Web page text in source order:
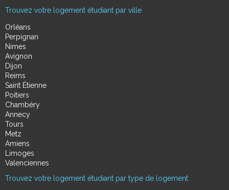
Trouvez votre logement étudiant par ville
Orléans
Perpignan
Nimes
Avignon
Dijon
Reims
Saint Étienne
Poitiers
Chambéry
Annecy
Tours
Metz
Amiens
Limoges
Valenciennes
Trouvez votre logement étudiant par type de logement